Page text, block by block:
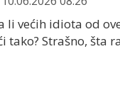
li većih idiota od
tako? Strašno, šta